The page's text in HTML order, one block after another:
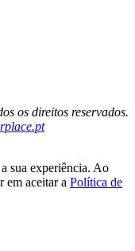
os direitos reservados.
sua experiência. Ao
em aceitar a Política de